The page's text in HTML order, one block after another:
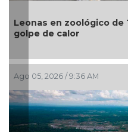
Gobierno invierte 2
para contener el
Sheinbaum
Jul 29, 2026 / 9:57 AM